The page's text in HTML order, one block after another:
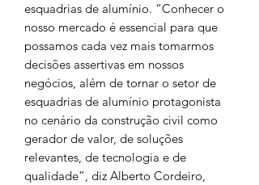
esquadrias de alumínio. “Conhecer o
nosso mercado é essencial para que
possamos cada vez mais tomarmos
decisões assertivas em nossos
negócios, além de tornar o setor de
esquadrias de alumínio protagonista
no cenário da construção civil como
gerador de valor, de soluções
relevantes, de tecnologia e de
qualidade”, diz Alberto Cordeiro,